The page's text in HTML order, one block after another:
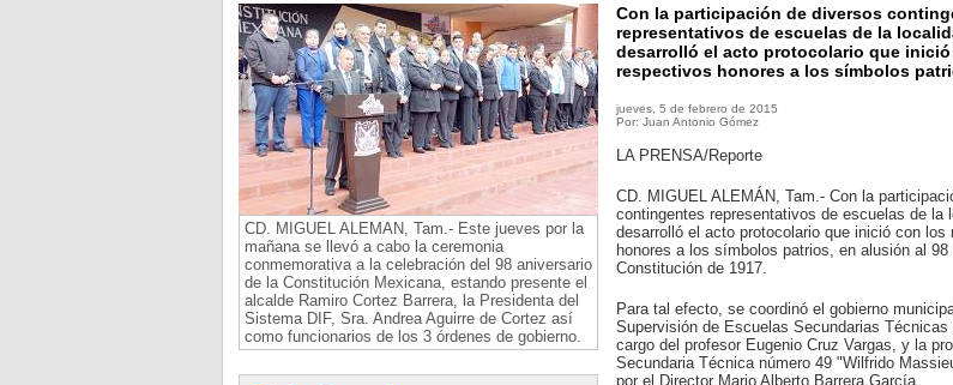
CD. MIGUEL ALEMAN, Tam.- Este jueves por la
mañana se llevó a cabo la ceremonia
conmemorativa a la celebración del 98 aniversario
de la Constitución Mexicana, estando presente el
alcalde Ramiro Cortez Barrera, la Presidenta del
Sistema DIF, Sra. Andrea Aguirre de Cortez así
como funcionarios de los 3 órdenes de gobierno.
Con la participación de diversos
representativos de escuelas de la
desarrolló el acto protocolario que
respectivos honores a los símbolos
jueves, 5 de febrero de 2015
Por: Juan Antonio Gómez
LA PRENSA/Reporte
CD. MIGUEL ALEMÁN, Tam.- Con la
contingentes representativos de escuelas de la
desarrolló el acto protocolario que inició con los
honores a los símbolos patrios, en alusión al 98
Constitución de 1917.
Para tal efecto, se coordinó el gobierno
Supervisión de Escuelas Secundarias Técnicas
cargo del profesor Eugenio Cruz Vargas, y la
Secundaria Técnica número 49 "Wilfrido
por el Director Mario Alberto Barrera García.